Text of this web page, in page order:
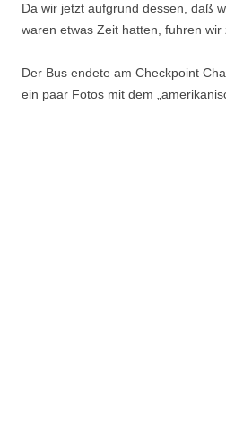
Da wir jetzt aufgrund dessen, daß
waren etwas Zeit hatten, fuhren wir
Der Bus endete am Checkpoint
ein paar Fotos mit dem